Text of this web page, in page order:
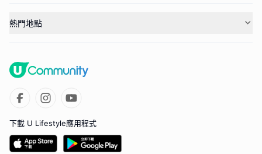
熱門地點
下載 U Lifestyle應用程式